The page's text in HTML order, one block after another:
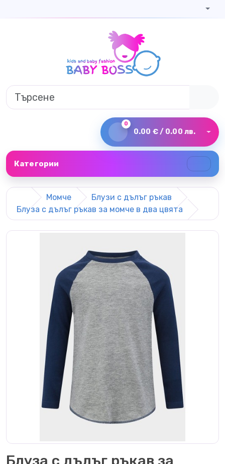
0
0.00 € / 0.00 лв.
Категории
Момче
Блузи с дълъг ръкав
Блуза с дълъг ръкав за момче в два цвята
Блуза с дълъг ръкав за